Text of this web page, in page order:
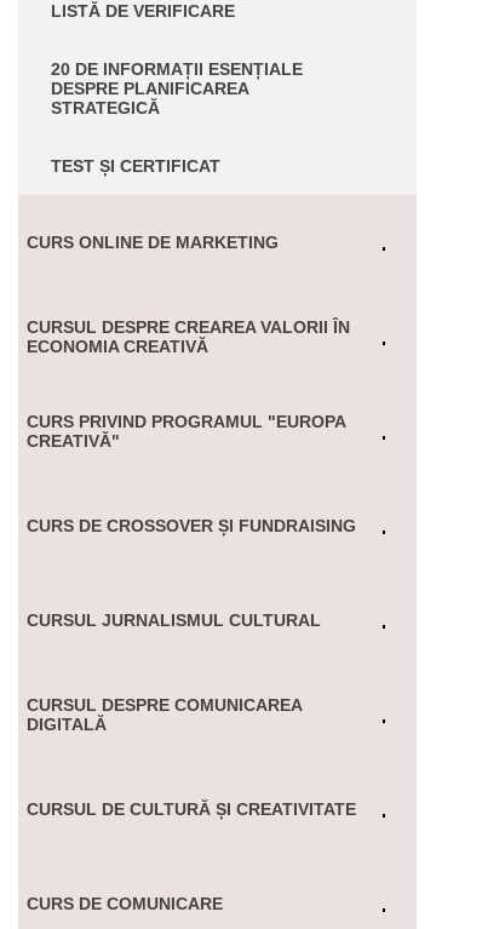
LISTĂ DE VERIFICARE
20 DE INFORMAȚII ESENȚIALE
DESPRE PLANIFICAREA
STRATEGICĂ
TEST ȘI CERTIFICAT
CURS ONLINE DE MARKETING
CURSUL DESPRE CREAREA VALORII ÎN
ECONOMIA CREATIVĂ
CURS PRIVIND PROGRAMUL "EUROPA
CREATIVĂ"
CURS DE CROSSOVER ȘI FUNDRAISING
CURSUL JURNALISMUL CULTURAL
CURSUL DESPRE COMUNICAREA
DIGITALĂ
CURSUL DE CULTURĂ ȘI CREATIVITATE
CURS DE COMUNICARE